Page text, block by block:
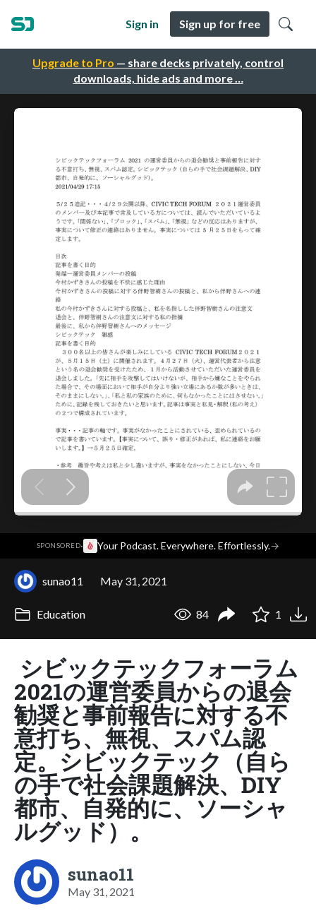
Upgrade to Pro — share decks privately, control
downloads, hide ads and more …
Sign in Sign up for free
SPONSORED· Your Podcast. Everywhere. Effortlessly.→
sunao11 May 31, 2021
Education 84 1
シビックテックフォーラム
2021の運営委員からの退会
勧奨と事前報告に対する不
意打ち、無視、スパム認
定。シビックテック（自ら
の手で社会課題解決、DIY
都市、自発的に、ソーシャ
ルグッド）。
sunao11
May 31, 2021